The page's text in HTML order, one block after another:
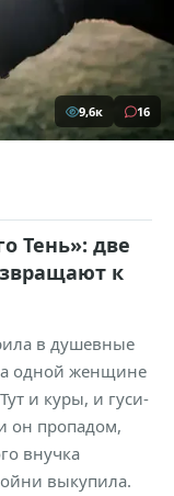
9,6к 16
Тень»: две
к
в душевные
одной женщине
и куры, и гуси-
он пропадом,
внучка
выкупила.